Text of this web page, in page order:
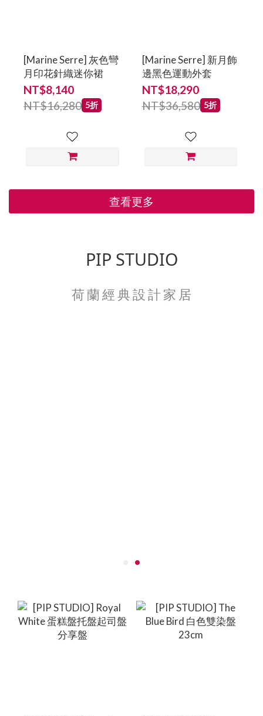
[Marine Serre] 灰色彎
月印花針織迷你裙
NT$8,140
NT$16,280 5折
[Marine Serre] 新月飾
邊黑色運動外套
NT$18,290
NT$36,580 5折
查看更多
PIP STUDIO
荷 蘭 經 典 設 計 家 居